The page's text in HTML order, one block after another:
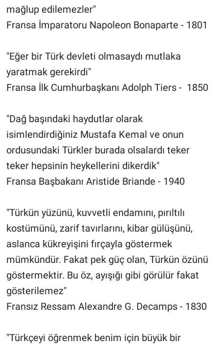
mağlup edilemezler"
Fransa İmparatoru Napoleon Bonaparte - 1801
"Eğer bir Türk devleti olmasaydı mutlaka
yaratmak gerekirdi"
Fransa İlk Cumhurbaşkanı Adolph Tiers - 1850
"Dağ başındaki haydutlar olarak
isimlendirdiğiniz Mustafa Kemal ve onun
ordusundaki Türkler burada olsalardı teker
teker hepsinin heykellerini dikerdik"
Fransa Başbakanı Aristide Briande - 1940
"Türkün yüzünü, kuvvetli endamını, pırıltılı
kostümünü, zarif tavırlarını, kibar gülüşünü,
aslanca kükreyişini fırçayla göstermek
mümkündür. Fakat pek güç olan, Türkün özünü
göstermektir. Bu öz, ayışığı gibi görülür fakat
gösterilemez"
Fransız Ressam Alexandre G. Decamps - 1830
"Türkçeyi öğrenmek benim için büyük bir